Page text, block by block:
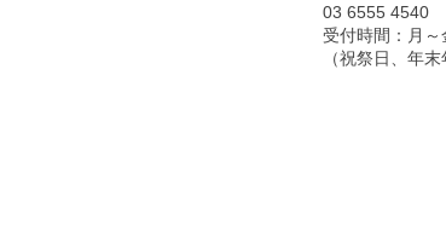
03 6555 4540
受付時間：月
（祝祭日、年